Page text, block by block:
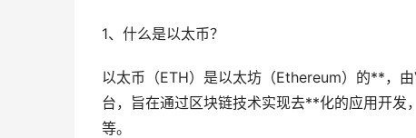
1、什么是以太币？
以太币（ETH）是以太坊（Ethereum）的**，
台，旨在通过区块链技术实现去**化的应用开发
等。